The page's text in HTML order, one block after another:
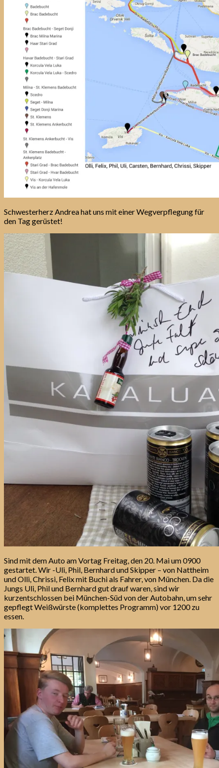
Schwesterherz Andrea hat uns mit einer Wegverpflegung für
den Tag gerüstet!
Sind mit dem Auto am Vortag Freitag, den 20. Mai um 0900
gestartet. Wir -Uli, Phil, Bernhard und Skipper – von Nattheim
und Olli, Chrissi, Felix mit Buchi als Fahrer, von München. Da die
Jungs Uli, Phil und Bernhard gut drauf waren, sind wir
kurzentschlossen bei München-Süd von der Autobahn, um sehr
gepflegt Weißwürste (komplettes Programm) vor 1200 zu
essen.